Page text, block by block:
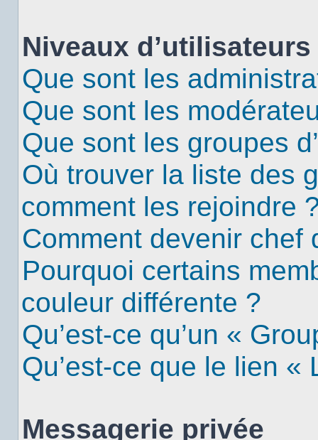
Niveaux
Que sont les
Que sont les
Que sont les groupes
Où trouver la liste des
comment les rejoindre
Comment devenir chef
Pourquoi certains
couleur différente ?
Qu’est-ce qu’un «
Qu’est-ce que le lien «
Messagerie privée